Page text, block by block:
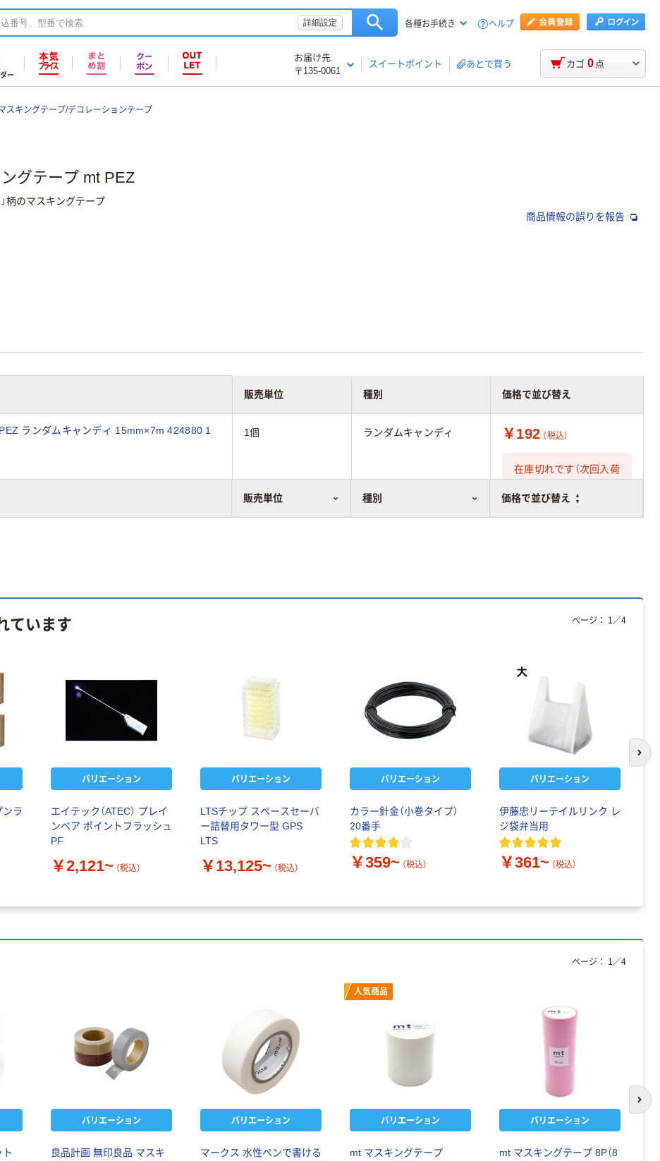
詳細設定 各種お手続き ヘルプ
ー
お届け先
〒135-0061
スイートポイント あとで買う カゴ 0 点
スキングテープ/デコレーションテープ
グテープ mt PEZ
柄のマスキングテープ
商品情報の誤りを報告
販売単位 種別 価格で並び替え
販売単位 種別 価格で並び替え
ランダムキャンディ 15mm×7m 424880 1
1個 ランダムキャンディ ￥192 （税込）
在庫切れです（次回入荷
ています
ンラ
バリエーション
エイテック（ATEC） プレイ
ンベア ポイントフラッシュ
PF
￥2,121~ （税込）
バリエーション
LTSチップ スペースセーバ
ー詰替用タワー型 GPS
LTS
￥13,125~ （税込）
バリエーション
カラー針金（小巻タイプ）
20番手
￥359~ （税込）
バリエーション
伊藤忠リーテイルリンク レ
ジ袋弁当用
￥361~ （税込）
ページ： 1 ／4
次
バリエーション
良品計画 無印良品 マスキ
バリエーション
マークス 水性ペンで書ける
人気商品
バリエーション
mt マスキングテープ
バリエーション
mt マスキングテープ 8P（8
ページ： 1 ／4
次